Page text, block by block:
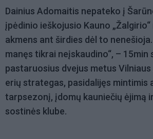
Dainius Adomaitis nepateko į
įpėdinio ieškojusio Kauno
akmens ant širdies dėl to
manęs tikrai neįskaudino“, – 15min
pastaruosius dvejus metus Vilniaus
erių strategas, pasidalijęs mintimis
tarpsezonį, įdomų kauniečių ėjimą
sostinės klube.